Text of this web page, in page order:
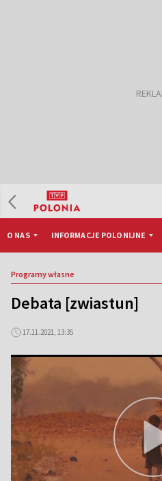
O NAS INFORMACJE POLONIJNE
Programy własne
Debata [zwiastun]
17.11.2021, 13:35